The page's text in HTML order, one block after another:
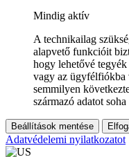
Mindig aktív
A technikailag
alapvető funkcióit
hogy lehetővé
vagy az ügyfélfiókba
semmilyen
származó adatot
Beállítások mentése
Adatvédelemi nyilatkozatot